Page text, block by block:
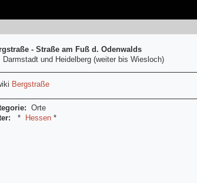
- Straße am Fuß d. Odenwalds
Darmstadt und Heidelberg (weiter bis Wiesloch)
Bergstraße
Orte
* Hessen *